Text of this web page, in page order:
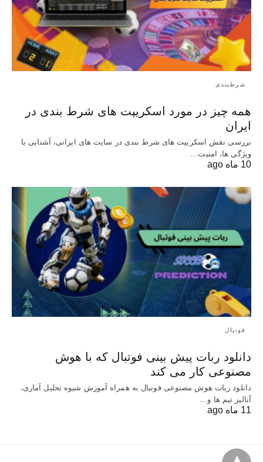
شرطبندی
همه چیز در مورد اسکریپت های شرط بندی در
ایران
بررسی نقش اسکریپت‌ های شرط بندی در سایت‌ های ایرانی، آشنایی با
ویژگی‌ ها، امنیت…
10 ماه ago
فوتبال
دانلود ربات پیش بینی فوتبال که با هوش
مصنوعی کار می کند
دانلود ربات هوش مصنوعی فوتبال به همراه آموزش شیوه‌ تحلیل آماری،
آنالیز تیم‌ ها و…
11 ماه ago